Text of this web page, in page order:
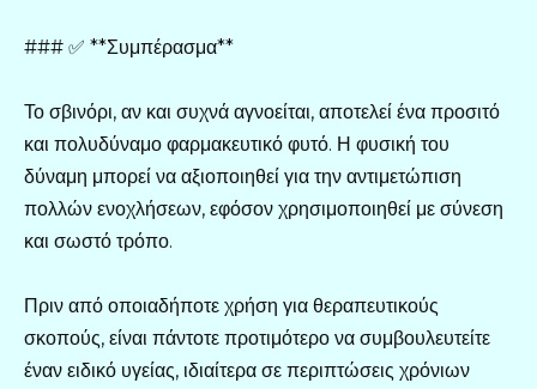
### ✅ **Συμπέρασμα**
Το σβινόρι, αν και συχνά αγνοείται, αποτελεί ένα προσιτό
και πολυδύναμο φαρμακευτικό φυτό. Η φυσική του
δύναμη μπορεί να αξιοποιηθεί για την αντιμετώπιση
πολλών ενοχλήσεων, εφόσον χρησιμοποιηθεί με σύνεση
και σωστό τρόπο.
Πριν από οποιαδήποτε χρήση για θεραπευτικούς
σκοπούς, είναι πάντοτε προτιμότερο να συμβουλευτείτε
έναν ειδικό υγείας, ιδιαίτερα σε περιπτώσεις χρόνιων